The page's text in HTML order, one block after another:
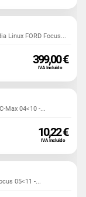
Linux FORD Focus...
399,00 €
IVA Incluido
Max 04<10 -...
10,22 €
IVA Incluido
05<11 -...